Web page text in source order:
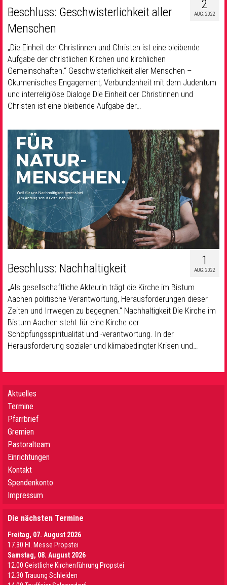
2
AUG. 2022
Beschluss: Geschwisterlichkeit aller
Menschen
„Die Einheit der Christinnen und Christen ist eine bleibende
Aufgabe der christlichen Kirchen und kirchlichen
Gemeinschaften.“ Geschwisterlichkeit aller Menschen –
Ökumenisches Engagement, Verbundenheit mit dem Judentum
und interreligiöse Dialoge Die Einheit der Christinnen und
Christen ist eine bleibende Aufgabe der…
1
AUG. 2022
Beschluss: Nachhaltigkeit
„Als gesellschaftliche Akteurin trägt die Kirche im Bistum
Aachen politische Verantwortung, Herausforderungen dieser
Zeiten und Irrwegen zu begegnen.“ Nachhaltigkeit Die Kirche im
Bistum Aachen steht für eine Kirche der
Schöpfungsspiritualität und -verantwortung. In der
Herausforderung sozialer und klimabedingter Krisen und…
Aktuelles
Termine
Pfarrbrief
Gremien
Pastoralteam
Einrichtungen
Kontakt
Spendenkonto
Impressum
Die nächsten Termine
Freitag, 07. August 2026
17.30 Hl. Messe Propstei
Samstag, 08. August 2026
12.00 Geistliche Kirchenführung Propstei
12.30 Trauung Schleiden